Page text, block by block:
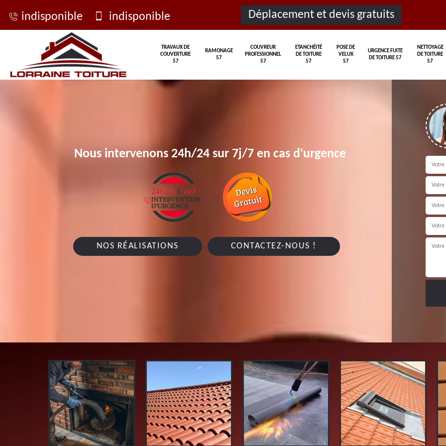
indisponible indisponible Déplacement et devis gratuits
TRAVAUX DE
COUVERTURE
57
RAMONAGE
57
COUVREUR
PROFESSIONNEL
57
ETANCHÉITÉ
DE TOITURE
57
POSE DE
VELUX
57
URGENCE FUITE
DE TOITURE 57
NETTOYAGE
DE TOITURE
57
Nous intervenons 24h/24 sur 7j/7 en cas d'urgence
NOS RÉALISATIONS CONTACTEZ-NOUS !